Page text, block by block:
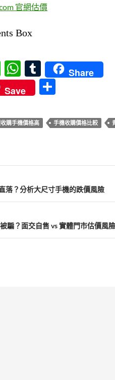
官網估價
Box
Li
n
e
W
h
at
s
A
p
T
u
m
bl
r
Share
Save
購手機價格高 手機收購價格比較
落？分析大尺寸手機的跌價風險
騙？面交自售 vs 實體門市估價風